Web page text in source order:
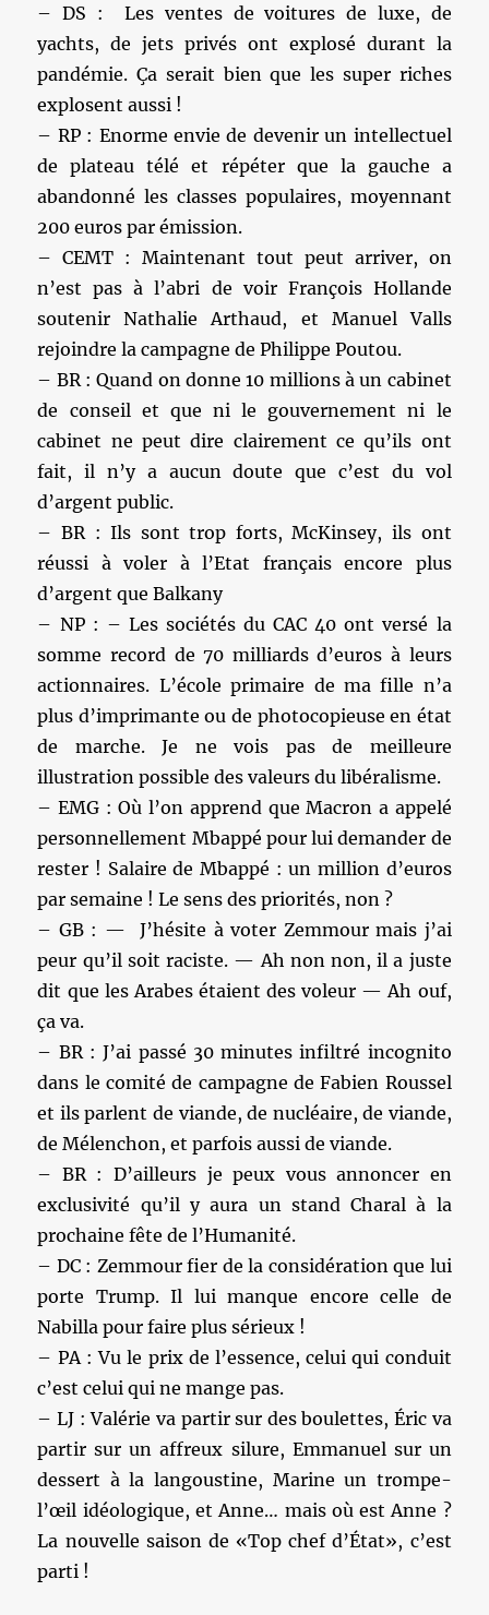
– DS : Les ventes de voitures de luxe, de
yachts, de jets privés ont explosé durant la
pandémie. Ça serait bien que les super riches
explosent aussi !
– RP : Enorme envie de devenir un intellectuel
de plateau télé et répéter que la gauche a
abandonné les classes populaires, moyennant
200 euros par émission.
– CEMT : Maintenant tout peut arriver, on
n’est pas à l’abri de voir François Hollande
soutenir Nathalie Arthaud, et Manuel Valls
rejoindre la campagne de Philippe Poutou.
– BR : Quand on donne 10 millions à un cabinet
de conseil et que ni le gouvernement ni le
cabinet ne peut dire clairement ce qu’ils ont
fait, il n’y a aucun doute que c’est du vol
d’argent public.
– BR : Ils sont trop forts, McKinsey, ils ont
réussi à voler à l’Etat français encore plus
d’argent que Balkany
– NP : – Les sociétés du CAC 40 ont versé la
somme record de 70 milliards d’euros à leurs
actionnaires. L’école primaire de ma fille n’a
plus d’imprimante ou de photocopieuse en état
de marche. Je ne vois pas de meilleure
illustration possible des valeurs du libéralisme.
– EMG : Où l’on apprend que Macron a appelé
personnellement Mbappé pour lui demander de
rester ! Salaire de Mbappé : un million d’euros
par semaine ! Le sens des priorités, non ?
– GB : — J’hésite à voter Zemmour mais j’ai
peur qu’il soit raciste. — Ah non non, il a juste
dit que les Arabes étaient des voleur — Ah ouf,
ça va.
– BR : J’ai passé 30 minutes infiltré incognito
dans le comité de campagne de Fabien Roussel
et ils parlent de viande, de nucléaire, de viande,
de Mélenchon, et parfois aussi de viande.
– BR : D’ailleurs je peux vous annoncer en
exclusivité qu’il y aura un stand Charal à la
prochaine fête de l’Humanité.
– DC : Zemmour fier de la considération que lui
porte Trump. Il lui manque encore celle de
Nabilla pour faire plus sérieux !
– PA : Vu le prix de l’essence, celui qui conduit
c’est celui qui ne mange pas.
– LJ : Valérie va partir sur des boulettes, Éric va
partir sur un affreux silure, Emmanuel sur un
dessert à la langoustine, Marine un trompe-
l’œil idéologique, et Anne… mais où est Anne ?
La nouvelle saison de «Top chef d’État», c’est
parti !